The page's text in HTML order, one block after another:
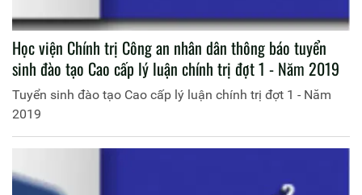
Học viện Chính trị Công an nhân dân thông báo tuyển
sinh đào tạo Cao cấp lý luận chính trị đợt 1 - Năm 2019
Tuyển sinh đào tạo Cao cấp lý luận chính trị đợt 1 - Năm
2019